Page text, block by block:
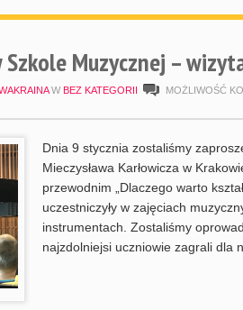
Szkole Muzycznej –
W BEZ KATEGORII MOŻLIWOŚĆ
Dnia 9 stycznia zostaliśmy
Mieczysława Karłowicza w
przewodnim „Dlaczego warto
uczestniczyły w zajęciach
instrumentach. Zostaliśmy
najzdolniejsi uczniowie zagrali dla